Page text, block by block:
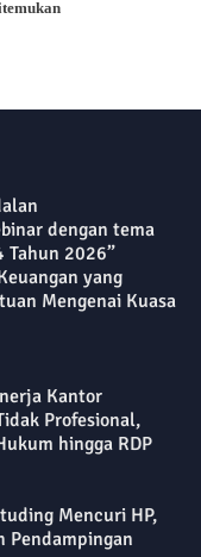
dengan tema
Tahun 2026”
yang
Mengenai Kuasa
Kantor
Profesional,
hingga RDP
Mencuri HP,
Pendampingan